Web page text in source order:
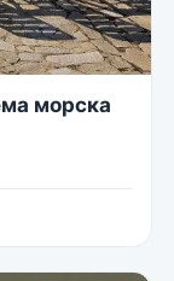
морска